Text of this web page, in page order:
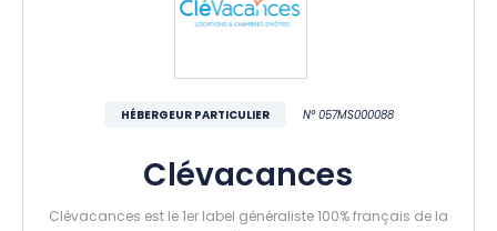
HÉBERGEUR PARTICULIER N° 057MS000088
Clévacances
Clévacances est le 1er label généraliste 100% français de la